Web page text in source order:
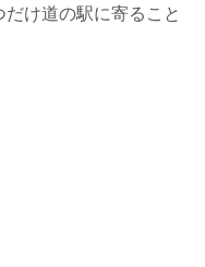
け道の駅に寄ること